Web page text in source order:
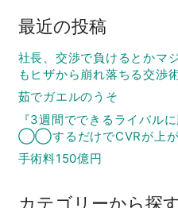
最近の投稿
社長、交渉で負けるとかマ
もヒザから崩れ落ちる交渉
茹でガエルのうそ
『3週間でできるライバル
◯◯するだけでCVRが上が
手術料150億円
カテゴリーから探